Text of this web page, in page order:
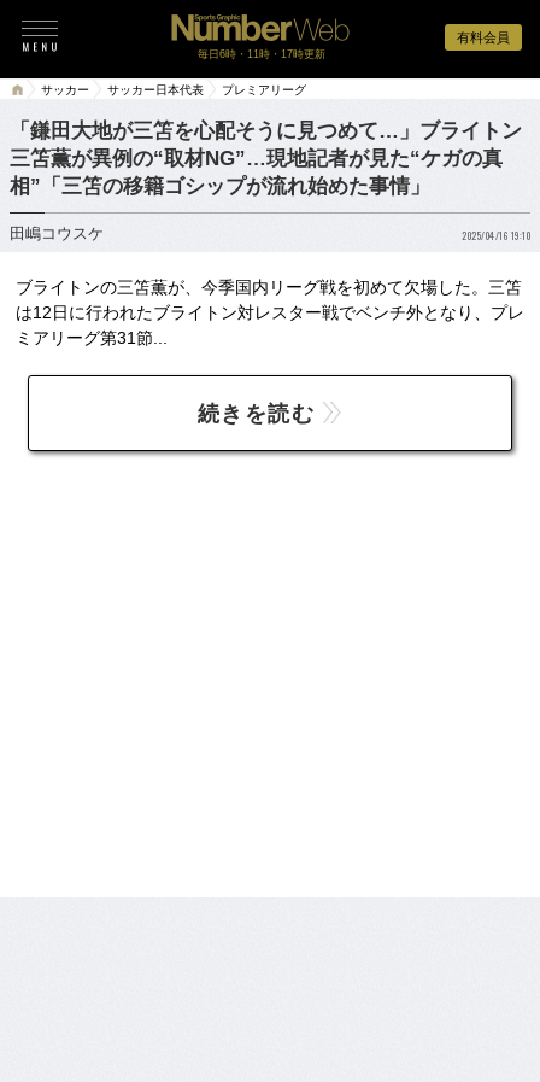
有料会員
毎日6時・11時・17時更新
サッカー サッカー日本代表 プレミアリーグ
「鎌田大地が三笘を心配そうに見つめて…」ブライトン
三笘薫が異例の“取材NG”…現地記者が見た“ケガの真
相”「三笘の移籍ゴシップが流れ始めた事情」
田嶋コウスケ 2025/04/16 19:10
ブライトンの三笘薫が、今季国内リーグ戦を初めて欠場した。三笘
は12日に行われたブライトン対レスター戦でベンチ外となり、プレ
ミアリーグ第31節...
続きを読む